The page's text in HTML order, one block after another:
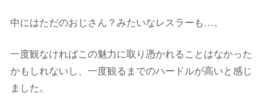
中にはただのおじさん？みたいなレスラーも…。
一度観なければこの魅力に取り憑かれることはなかった
かもしれないし、一度観るまでのハードルが高いと感じ
ました。